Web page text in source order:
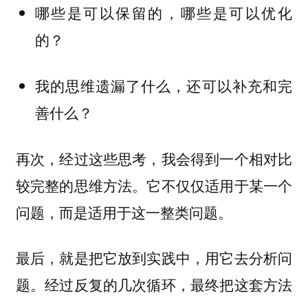
哪些是可以保留的，哪些是可以优化
的？
我的思维遗漏了什么，还可以补充和完
善什么？
再次，经过这些思考，我会得到一个相对比
较完整的思维方法。它不仅仅适用于某一个
问题，而是适用于这一整类问题。
最后，就是把它放到实践中，用它去分析问
题。经过反复的几次循环，最终把这套方法